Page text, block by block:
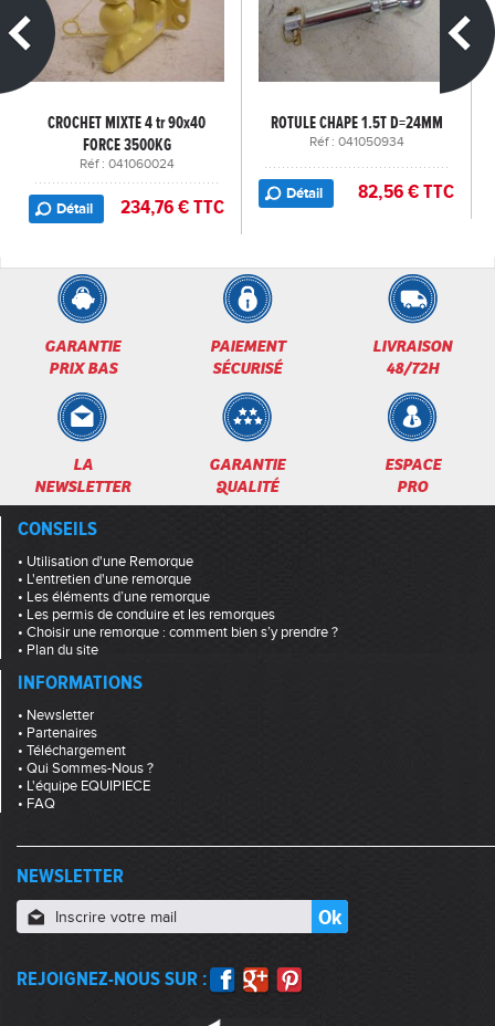
CROCHET MIXTE 4 tr 90x40
FORCE 3500KG
Réf : 041060024
Détail 234,76 € TTC
ROTULE CHAPE 1.5T D=24MM
Réf : 041050934
Détail 82,56 € TTC
GARANTIE
PRIX BAS
PAIEMENT
SÉCURISÉ
LIVRAISON
48/72H
LA
NEWSLETTER
GARANTIE
QUALITÉ
ESPACE
PRO
CONSEILS
• Utilisation d'une Remorque
• L'entretien d'une remorque
• Les éléments d’une remorque
• Les permis de conduire et les remorques
• Choisir une remorque : comment bien s’y prendre ?
• Plan du site
INFORMATIONS
• Newsletter
• Partenaires
• Téléchargement
• Qui Sommes-Nous ?
• L'équipe EQUIPIECE
• FAQ
NEWSLETTER
REJOIGNEZ-NOUS SUR :